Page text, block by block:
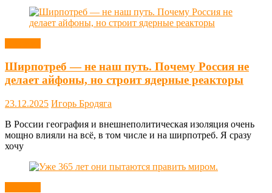
Ширпотреб — не наш путь. Почему Россия не
делает айфоны, но строит ядерные реакторы
23.12.2025 Игорь Бродяга
В России география и внешнеполитическая изоляция очень
мощно влияли на всё, в том числе и на ширпотреб. Я сразу
хочу